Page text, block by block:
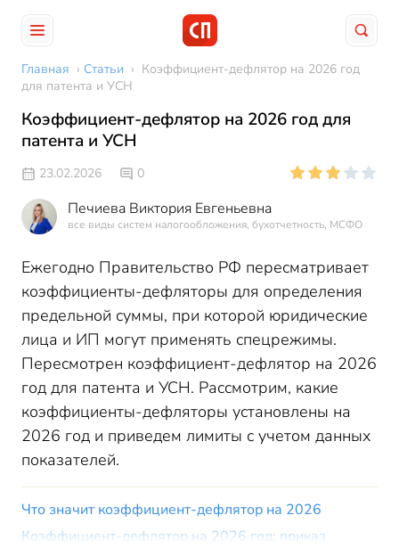
Главная › Статьи › Коэффициент-дефлятор на 2026 год
для патента и УСН
Коэффициент-дефлятор на 2026 год для
патента и УСН
23.02.2026 0
Печиева Виктория Евгеньевна
все виды систем налогообложения, бухотчетность, МСФО
Ежегодно Правительство РФ пересматривает
коэффициенты-дефляторы для определения
предельной суммы, при которой юридические
лица и ИП могут применять спецрежимы.
Пересмотрен коэффициент-дефлятор на 2026
год для патента и УСН. Рассмотрим, какие
коэффициенты-дефляторы установлены на
2026 год и приведем лимиты с учетом данных
показателей.
Что значит коэффициент-дефлятор на 2026
Коэффициент-дефлятор на 2026 год: приказ